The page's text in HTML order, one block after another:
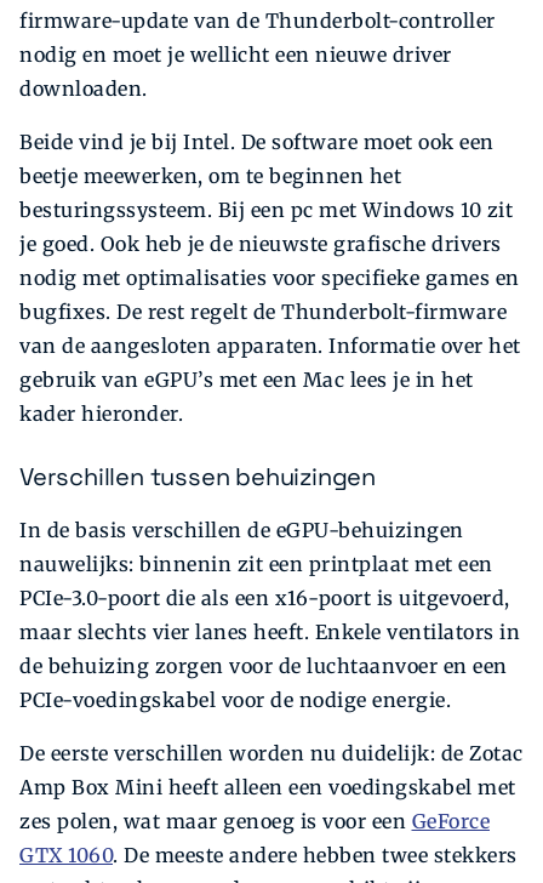
firmware-update van de Thunderbolt-controller
nodig en moet je wellicht een nieuwe driver
downloaden.
Beide vind je bij Intel. De software moet ook een
beetje meewerken, om te beginnen het
besturingssysteem. Bij een pc met Windows 10 zit
je goed. Ook heb je de nieuwste grafische drivers
nodig met optimalisaties voor specifieke games en
bugfixes. De rest regelt de Thunderbolt-firmware
van de aangesloten apparaten. Informatie over het
gebruik van eGPU’s met een Mac lees je in het
kader hieronder.
Verschillen tussen behuizingen
In de basis verschillen de eGPU-behuizingen
nauwelijks: binnenin zit een printplaat met een
PCIe-3.0-poort die als een x16-poort is uitgevoerd,
maar slechts vier lanes heeft. Enkele ventilators in
de behuizing zorgen voor de luchtaanvoer en een
PCIe-voedingskabel voor de nodige energie.
De eerste verschillen worden nu duidelijk: de Zotac
Amp Box Mini heeft alleen een voedingskabel met
zes polen, wat maar genoeg is voor een GeForce
GTX 1060. De meeste andere hebben twee stekkers